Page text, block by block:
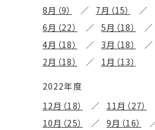
8月（9）
7月（15）
6月（22）
5月（18）
4月（18）
3月（18）
2月（18）
1月（13）
2022年度
12月（18）
11月（27）
10月（25）
9月（16）